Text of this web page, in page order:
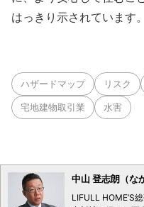
はっきり示されています
ハザードマップ リスク
宅地建物取引業 水害
中山 登志朗（な
LIFULL HOME’S